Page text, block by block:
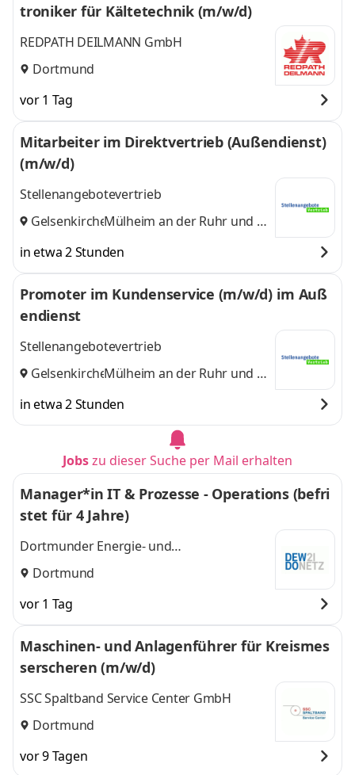
troniker für Kältetechnik (m/w/d)
REDPATH DEILMANN GmbH
Dortmund
vor 1 Tag
Mitarbeiter im Direktvertrieb (Außendienst)
(m/w/d)
Stellenangebotevertrieb
Gelsenkirchen,
Mülheim an der Ruhr und 2
in etwa 2 Stunden
Promoter im Kundenservice (m/w/d) im Auß
endienst
Stellenangebotevertrieb
Gelsenkirchen,
Mülheim an der Ruhr und 2
in etwa 2 Stunden
Jobszu dieser Suche per Mail erhalten
Manager*in IT & Prozesse - Operations (befri
stet für 4 Jahre)
Dortmunder Energie- und
Wasserversorgung GmbH
Dortmund
vor 1 Tag
Maschinen- und Anlagenführer für Kreismes
serscheren (m/w/d)
SSC Spaltband Service Center GmbH
Dortmund
vor 9 Tagen